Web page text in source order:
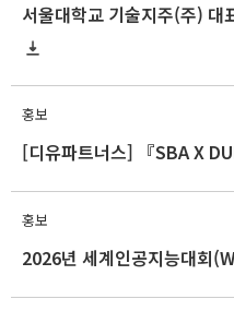
서울대학교 기술지주(주) 대
홍보
홍보